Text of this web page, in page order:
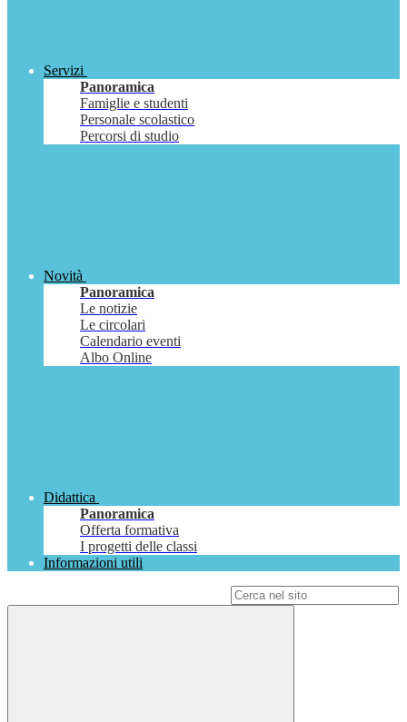
Servizi
Panoramica
Famiglie e studenti
Personale scolastico
Percorsi di studio
Novità
Panoramica
Le notizie
Le circolari
Calendario eventi
Albo Online
Didattica
Panoramica
Offerta formativa
I progetti delle classi
Informazioni utili